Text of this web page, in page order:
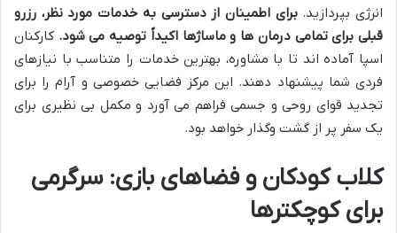
انرژی بپردازید.برای اطمینان از دسترسی به خدمات مورد نظر، رزرو
قبلی برای تمامی درمان ها و ماساژها اکیداً توصیه می شود. کارکنان
اسپا آماده اند تا با مشاوره، بهترین خدمات را متناسب با نیازهای
فردی شما پیشنهاد دهند. این مرکز فضایی خصوصی و آرام را برای
تجدید قوای روحی و جسمی فراهم می آورد و مکمل بی نظیری برای
یک سفر پر از گشت وگذار خواهد بود.
کلاب کودکان و فضاهای بازی: سرگرمی
برای کوچکترها